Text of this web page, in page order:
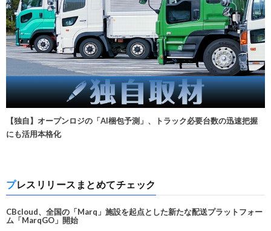
【独自】オープンロジの「AI梱包予測」、トラック必要台数の迅速把握
にも活用本格化
プレスリリースまとめてチェック
CBcloud、全国の「Marq」施設を起点とした新たな配送プラットフォー
ム「MarqGO」開始